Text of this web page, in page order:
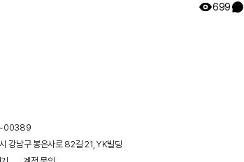
699
00389
강남구 봉은사로 82길 21, YK빌딩